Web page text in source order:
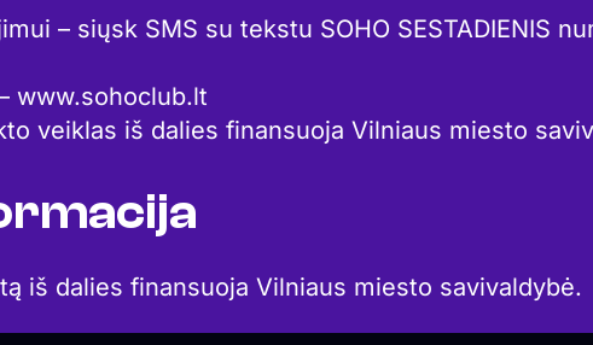
– siųsk SMS su tekstu SOHO SESTADIENIS
www.sohoclub.lt
veiklas iš dalies finansuoja Vilniaus miesto
iš dalies finansuoja Vilniaus miesto savivaldybė.